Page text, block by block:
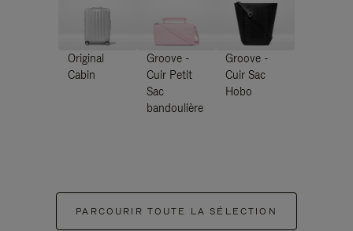
Original
Cabin
Groove -
Cuir Petit
Sac
bandoulière
Groove -
Cuir Sac
Hobo
PARCOURIR TOUTE LA SÉLECTION